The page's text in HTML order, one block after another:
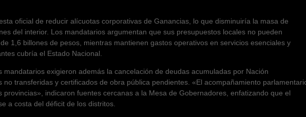
oficial de reducir alícuotas corporativas de Ganancias, lo que disminuiría la masa de
del interior. Los mandatarios argumentan que sus presupuestos locales no pueden
1,6 billones de pesos, mientras mantienen gastos operativos en servicios esenciales y
cubría el Estado Nacional.
mandatarios exigieron además la cancelación de deudas acumuladas por Nación
no transferidas y certificados de obra pública pendientes. «El acompañamiento
indicaron fuentes cercanas a la Mesa de Gobernadores, enfatizando que el
a costa del déficit de los distritos.